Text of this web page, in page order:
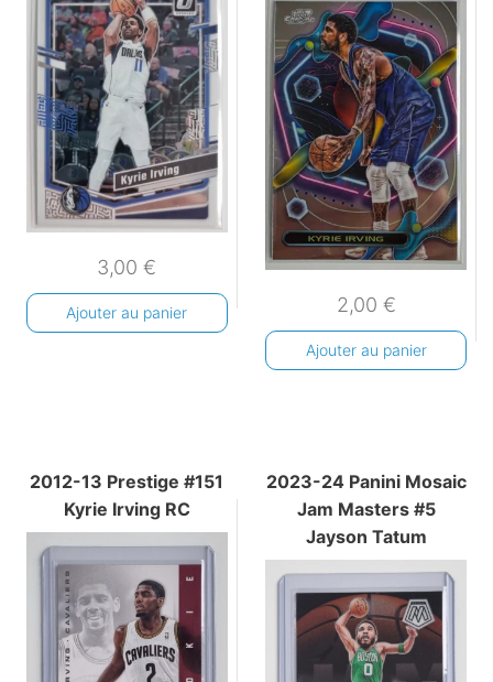
3,00€
Ajouter au panier 2,00 €
Ajouter au panier
2012-13 Prestige #151
Kyrie Irving RC
2023-24 Panini Mosaic
Jam Masters #5
Jayson Tatum